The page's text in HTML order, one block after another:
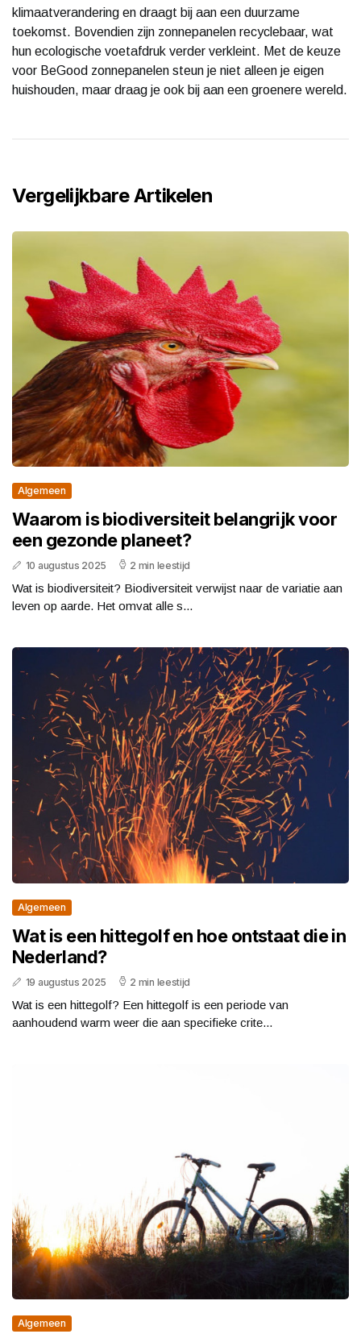
klimaatverandering en draagt bij aan een duurzame
toekomst. Bovendien zijn zonnepanelen recyclebaar, wat
hun ecologische voetafdruk verder verkleint. Met de keuze
voor BeGood zonnepanelen steun je niet alleen je eigen
huishouden, maar draag je ook bij aan een groenere wereld.
Vergelijkbare Artikelen
Algemeen
Waarom is biodiversiteit belangrijk voor
een gezonde planeet?
10 augustus 2025 2 min leestijd
Wat is biodiversiteit? Biodiversiteit verwijst naar de variatie aan
leven op aarde. Het omvat alle s...
Algemeen
Wat is een hittegolf en hoe ontstaat die in
Nederland?
19 augustus 2025 2 min leestijd
Wat is een hittegolf? Een hittegolf is een periode van
aanhoudend warm weer die aan specifieke crite...
Algemeen